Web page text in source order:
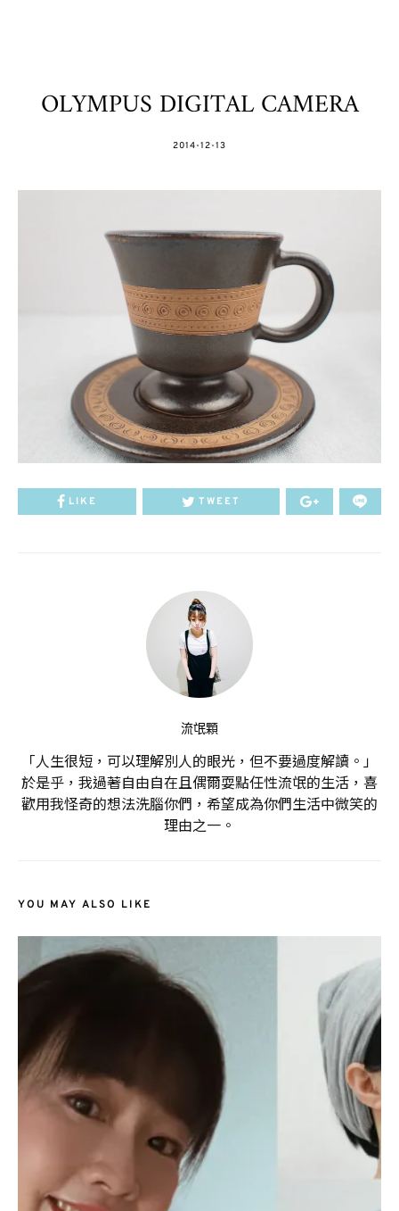
OLYMPUS DIGITAL CAMERA
POSTED
2014-12-13
LIKE TWEET
流氓顆
「人生很短，可以理解別人的眼光，但不要過度解讀。」
於是乎，我過著自由自在且偶爾耍點任性流氓的生活，喜
歡用我怪奇的想法洗腦你們，希望成為你們生活中微笑的
理由之一。
YOU MAY ALSO LIKE